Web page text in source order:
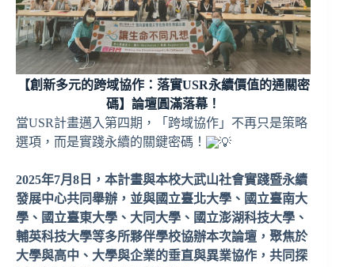
【創新多元的跨域協作：落實USR永續價值的通關密
碼】論壇圓滿落幕！
當USR計畫邁入第四期，「跨域協作」不再只是策略
選項，而是實踐永續的關鍵密碼！
2025年7月8日，本計畫與本校大武山社會實踐暨永續
發展中心共同舉辦，並與國立臺北大學、國立臺南大
學、國立臺東大學、大同大學、國立澎湖科技大學、
輔英科技大學等多所夥伴學校協辦本次論壇，聚焦於
大學與高中、大學與企業的垂直與異業協作，共同探